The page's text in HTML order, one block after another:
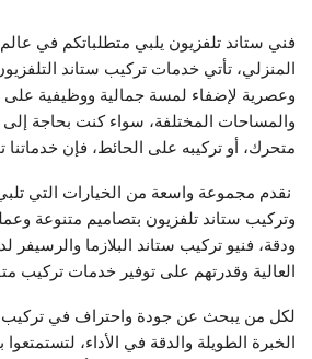
فني ستاند تلفزيون يلبي متطلباتكم في عالم
المنزلي، تأتي خدمات تركيب ستاند
وعصرية لإضفاء لمسة جمالية ووظيفية
والمساحات المختلفة، سواء كنت بحاجة إلى
متحرك، أو تركيبه على الحائط، فإن خدماتنا
نقدم مجموعة واسعة من الخيارات التي
وتركيب ستاند تلفزيون بتصاميم متنوعة
ودقة، فنيو تركيب ستاند البلازما والرسيفر
العالية وقدرتهم على توفير خدمات تركيب
لكل من يبحث عن جودة واحتراف في تركيب
الخبرة الطويلة والدقة في الأداء،